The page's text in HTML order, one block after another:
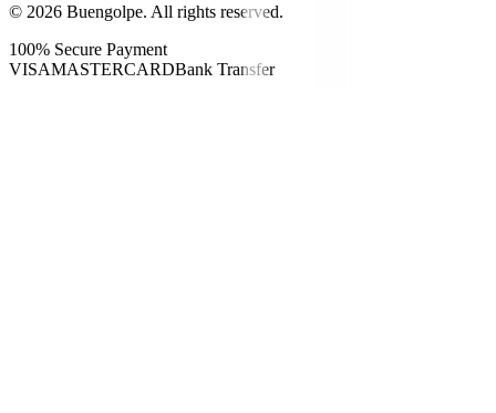
© 2026 Buengolpe. All rights reserved.
100% Secure Payment
VISAMASTERCARDBank Transfer